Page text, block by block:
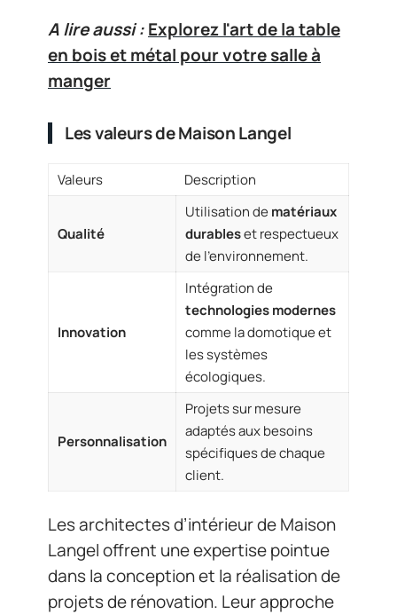
A lire aussi :Explorez l'art de la table
en bois et métal pour votre salle à
manger
Les valeurs de Maison Langel
Valeurs Description
Qualité
Utilisation dematériaux
durableset respectueux
de l’environnement.
Innovation
Intégration de
technologies modernes
comme la domotique et
les systèmes
écologiques.
Personnalisation
Projets sur mesure
adaptés aux besoins
spécifiques de chaque
client.
Les architectes d’intérieur de Maison
Langel offrent une expertise pointue
dans la conception et la réalisation de
projets de rénovation. Leur approche